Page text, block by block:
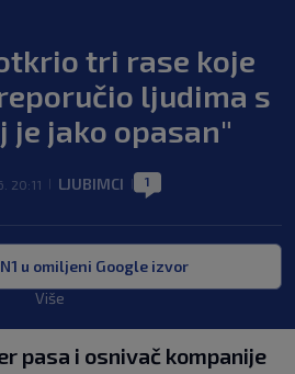
tri rase koje
ljudima s
je jako opasan"
20:11 LJUBIMCI 1
u omiljeni Google izvor
Više
pasa i osnivač kompanije